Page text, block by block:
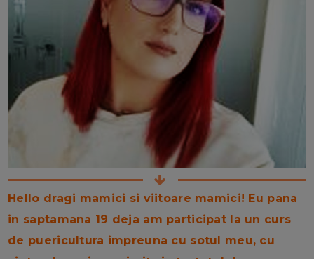
Hello dragi mamici si viitoare mamici! Eu pana
in saptamana 19 deja am participat la un curs
de puericultura impreuna cu sotul meu, cu